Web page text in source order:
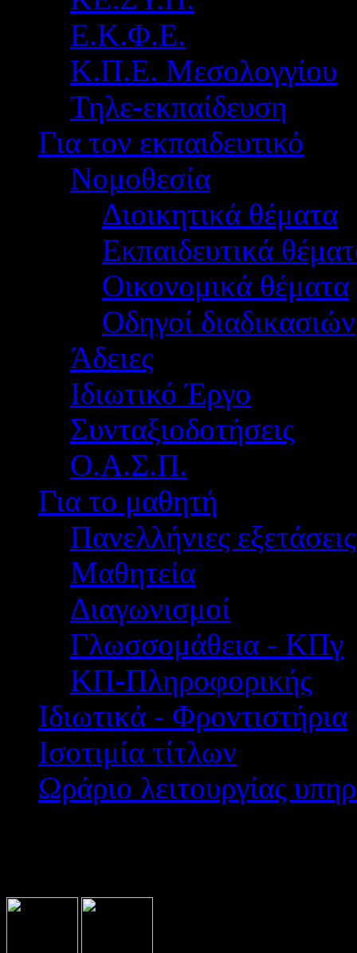
Ε.Κ.Φ.Ε.
Κ.Π.Ε. Μεσολογγίου
Τηλε-εκπαίδευση
Για τον εκπαιδευτικό
Νομοθεσία
Διοικητικά θέματα
Εκπαιδευτικά
Οικονομικά θέματα
Οδηγοί διαδικασιών
Άδειες
Ιδιωτικό Έργο
Συνταξιοδοτήσεις
Ο.Α.Σ.Π.
Για το μαθητή
Πανελλήνιες εξετάσεις
Μαθητεία
Διαγωνισμοί
Γλωσσομάθεια - ΚΠγ
ΚΠ-Πληροφορικής
Ιδιωτικά - Φροντιστήρια
Ισοτιμία τίτλων
Ωράριο λειτουργίας